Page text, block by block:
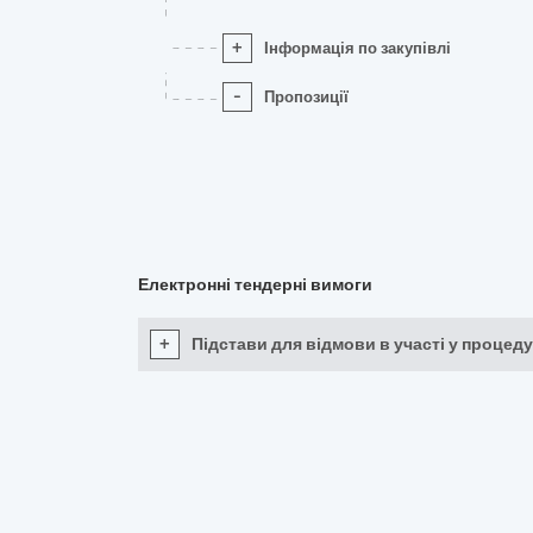
+ Інформація по закупівлі
- Пропозиції
Електронні тендерні вимоги
+ Підстави для відмови в участі у